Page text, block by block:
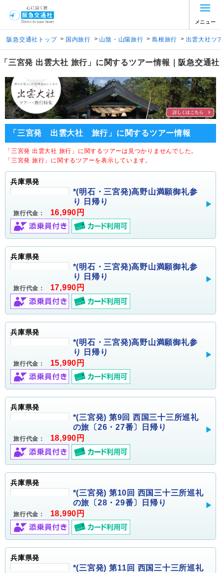
メニュー
阪急交通社トップ > 国内旅行 > 山陰・山陽旅行 > 島根旅行 > 出雲大社ツ
「三宮発 出雲大社 旅行」に関するツアー情報｜阪急交通社
「三宮発 出雲大社 旅行」に関するツアー情報
「三宮発 出雲大社 旅行」に関するツアーは見つかりませんでした。
「三宮発 旅行」に関するツアーを表示しています。
兵庫県発
*(明石・三宮発)高野山満願御礼参
り 日帰り
旅行代金： 16,990円
兵庫県発
*(明石・三宮発)高野山満願御礼参
り 日帰り
旅行代金： 17,990円
兵庫県発
*(明石・三宮発)高野山満願御礼参
り 日帰り
旅行代金： 15,990円
兵庫県発
*(三宮発) 第9回 西国三十三所巡礼
の旅〔26・27番〕日帰り
旅行代金： 18,990円
兵庫県発
*(三宮発) 第10回 西国三十三所巡礼
の旅〔28・29番〕日帰り
旅行代金： 18,990円
兵庫県発
*(三宮発) 第11回 西国三十三所巡礼